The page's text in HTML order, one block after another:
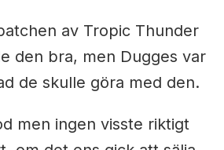
av Tropic Thunder
den bra, men Dugges var
de skulle göra med den.
men ingen visste riktigt